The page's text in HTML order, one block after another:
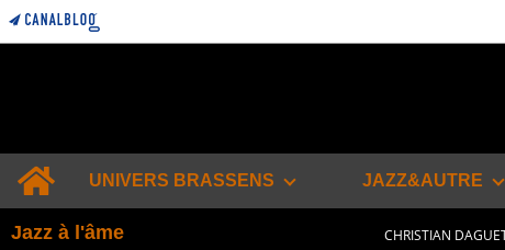
UNIVERS BRASSENS
JAZZ&AUTRE
Jazz à l'âme CHRISTIAN